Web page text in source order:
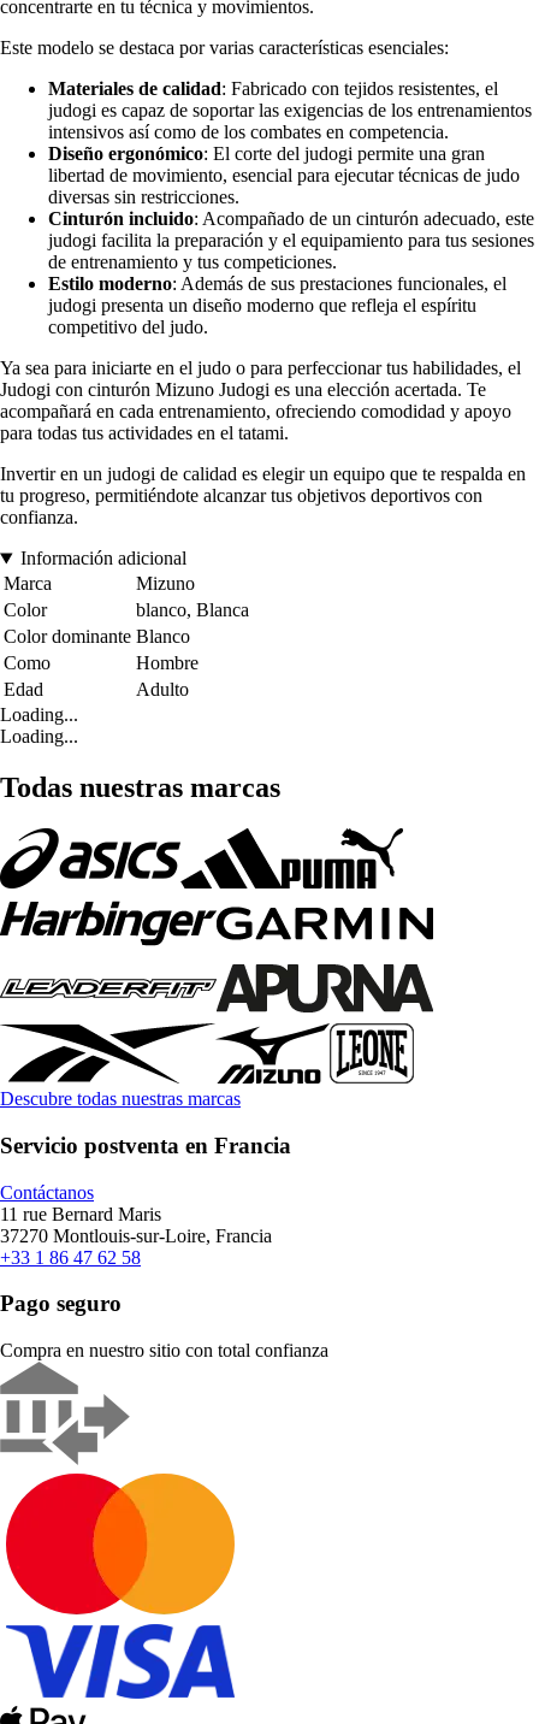
concentrarte en tu técnica y movimientos.
Este modelo se destaca por varias características esenciales:
Materiales de calidad: Fabricado con tejidos resistentes, el
judogi es capaz de soportar las exigencias de los entrenamientos
intensivos así como de los combates en competencia.
Diseño ergonómico: El corte del judogi permite una gran
libertad de movimiento, esencial para ejecutar técnicas de judo
diversas sin restricciones.
Cinturón incluido: Acompañado de un cinturón adecuado, este
judogi facilita la preparación y el equipamiento para tus sesiones
de entrenamiento y tus competiciones.
Estilo moderno: Además de sus prestaciones funcionales, el
judogi presenta un diseño moderno que refleja el espíritu
competitivo del judo.
Ya sea para iniciarte en el judo o para perfeccionar tus habilidades, el
Judogi con cinturón Mizuno Judogi es una elección acertada. Te
acompañará en cada entrenamiento, ofreciendo comodidad y apoyo
para todas tus actividades en el tatami.
Invertir en un judogi de calidad es elegir un equipo que te respalda en
tu progreso, permitiéndote alcanzar tus objetivos deportivos con
confianza.
Información adicional
Marca
Mizuno
Color
blanco, Blanca
Color dominante Blanco
Como
Hombre
Edad
Adulto
Loading...
Loading...
Todas nuestras marcas
Descubre todas nuestras marcas
Servicio postventa en Francia
Contáctanos
11 rue Bernard Maris
37270 Montlouis-sur-Loire, Francia
+33 1 86 47 62 58
Pago seguro
Compra en nuestro sitio con total confianza